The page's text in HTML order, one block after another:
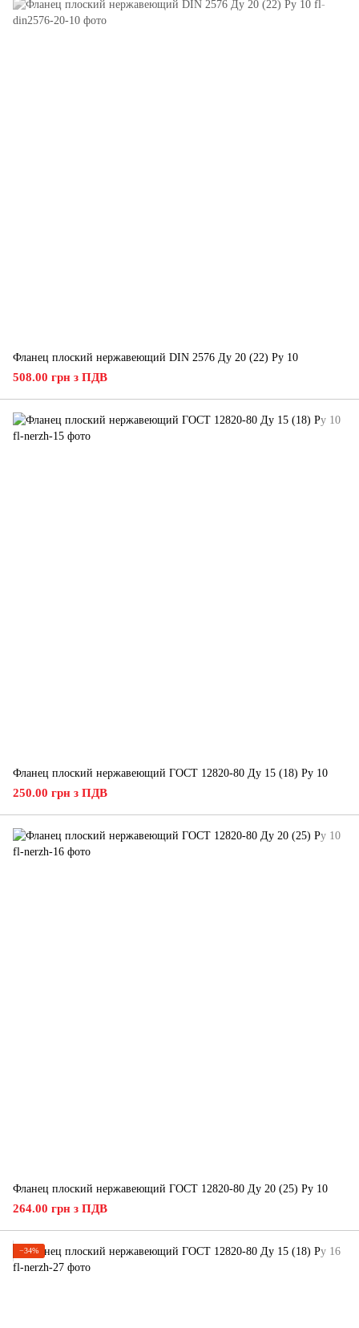
Фланец плоский нержавеющий DIN 2576 Ду 20 (22) Ру 10
508.00 грн з ПДВ
Фланец плоский нержавеющий ГОСТ 12820-80 Ду 15 (18) Ру 10
250.00 грн з ПДВ
Фланец плоский нержавеющий ГОСТ 12820-80 Ду 20 (25) Ру 10
264.00 грн з ПДВ
−34%